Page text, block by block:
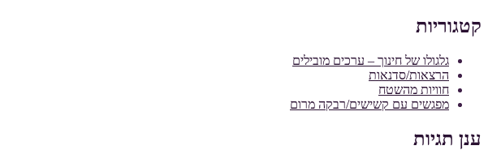
קטגוריות
גלגולו של חינוך – ערכים מובילים
הרצאות/סדנאות
חוויות מהשטח
מפגשים עם קשישים/רבקה מרום
ענן תגיות